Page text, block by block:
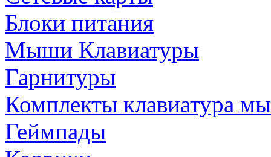
Блоки питания
Мыши Клавиатуры
Гарнитуры
Комплекты клавиатура
Геймпады